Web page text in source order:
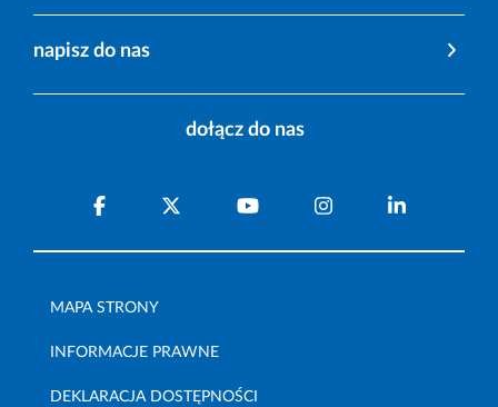
napisz do nas
dołącz do nas
MAPA STRONY
INFORMACJE PRAWNE
DEKLARACJA DOSTĘPNOŚCI